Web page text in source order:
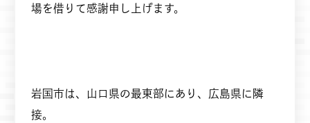
場を借りて感謝申し上げます。
岩国市は、山口県の最東部にあり、広島県に隣
接。